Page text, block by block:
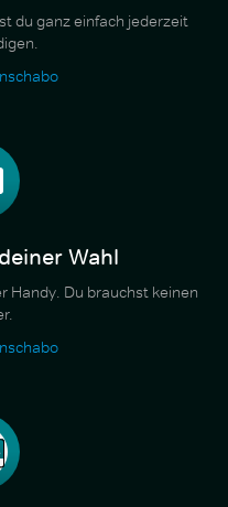
du ganz einfach jederzeit
Wahl
Handy. Du brauchst keinen